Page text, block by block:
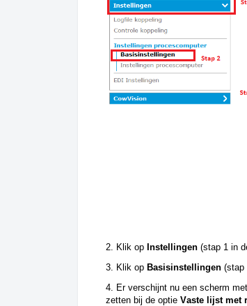
2. Klik op Instellingen (stap 1 in
3. Klik op Basisinstellingen (stap
4. Er verschijnt nu een scherm
zetten bij de optie Vaste lijst met